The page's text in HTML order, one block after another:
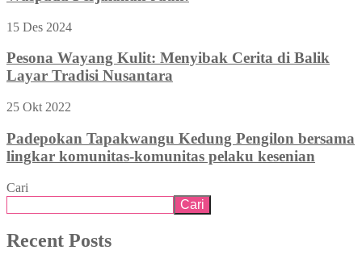
15 Des 2024
Pesona Wayang Kulit: Menyibak Cerita di Balik
Layar Tradisi Nusantara
25 Okt 2022
Padepokan Tapakwangu Kedung Pengilon bersama
lingkar komunitas-komunitas pelaku kesenian
Cari
Cari
Recent Posts